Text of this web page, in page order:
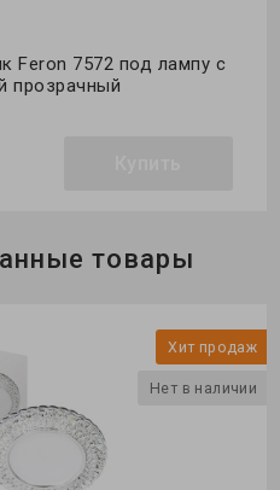
Feron 7572 под лампу с
прозрачный
товары
Хит продаж
Нет в наличии